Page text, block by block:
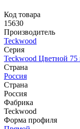
Код товара
15630
Производитель
Teckwood
Серия
Teckwood Цветной
Страна
Россия
Страна
Россия
Фабрика
Teckwood
Форма профиля